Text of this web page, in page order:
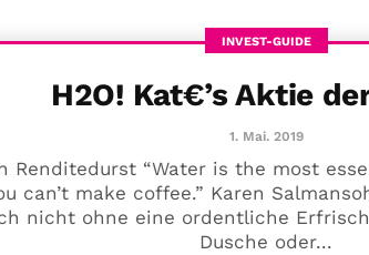
INVEST-GUIDE
H2O! Kat€’s Aktie
1. Mai. 2019
Renditedurst “Water is the most
can’t make coffee.” Karen
nicht ohne eine ordentliche
Dusche oder...